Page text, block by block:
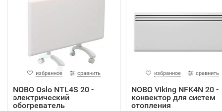
избранное сравнить
NOBO Oslo NTL4S 20 -
электрический
обогреватель
избранное сравнить
NOBO Viking NFK4N 20 -
конвектор для систем
отопления